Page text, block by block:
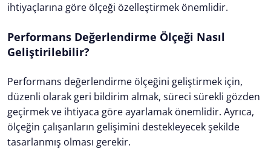
ihtiyaçlarına göre ölçeği özelleştirmek önemlidir.
Performans Değerlendirme Ölçeği Nasıl
Geliştirilebilir?
Performans değerlendirme ölçeğini geliştirmek için,
düzenli olarak geri bildirim almak, süreci sürekli gözden
geçirmek ve ihtiyaca göre ayarlamak önemlidir. Ayrıca,
ölçeğin çalışanların gelişimini destekleyecek şekilde
tasarlanmış olması gerekir.